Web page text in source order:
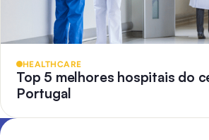
HEALTHCARE
Top 5 melhores hospitais do
Portugal